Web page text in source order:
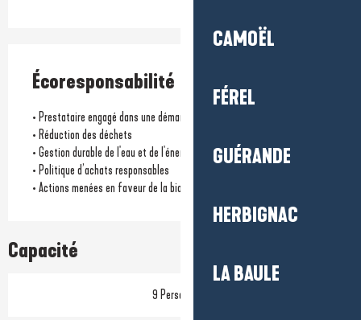
CAMOËL
FÉREL
GUÉRANDE
HERBIGNAC
LA BAULE
Écoresponsabilité
• Prestataire engagé dans une démarche écoresponsable
• Réduction des déchets
• Gestion durable de l'eau et de l'énergie
• Politique d’achats responsables
• Actions menées en faveur de la biodiversité locale
Capacité
9 Personne(s)